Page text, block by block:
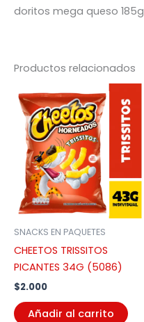
doritos mega queso 185g
Productos relacionados
SNACKS EN PAQUETES
CHEETOS TRISSITOS
PICANTES 34G (5086)
$2.000
Añadir al carrito